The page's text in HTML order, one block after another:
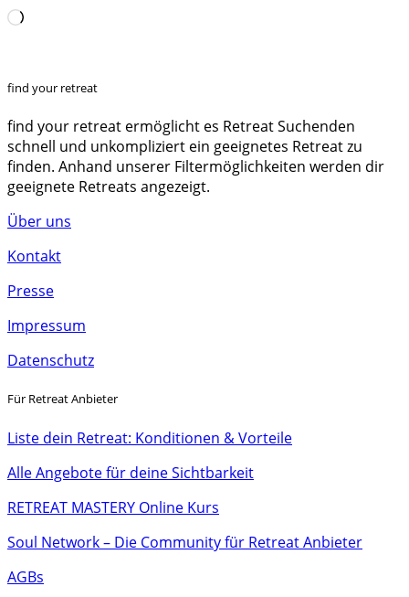
Wird
find your retreat
find your retreat ermöglicht es Retreat Suchenden
schnell und unkompliziert ein geeignetes Retreat zu
finden. Anhand unserer Filtermöglichkeiten werden dir
geeignete Retreats angezeigt.
Über uns
Kontakt
Presse
Impressum
Datenschutz
Für Retreat Anbieter
Liste dein Retreat: Konditionen & Vorteile
Alle Angebote für deine Sichtbarkeit
RETREAT MASTERY Online Kurs
Soul Network – Die Community für Retreat Anbieter
AGBs